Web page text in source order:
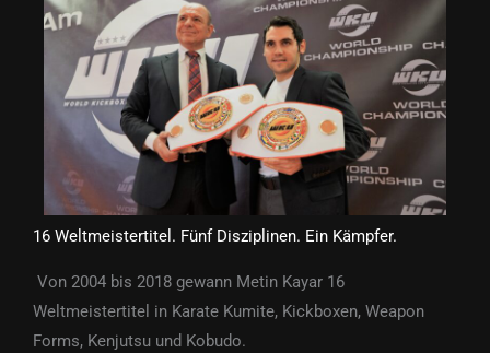
16 Weltmeistertitel. Fünf Disziplinen. Ein Kämpfer.
Von 2004 bis 2018 gewann Metin Kayar 16
Weltmeistertitel in Karate Kumite, Kickboxen, Weapon
Forms, Kenjutsu und Kobudo.